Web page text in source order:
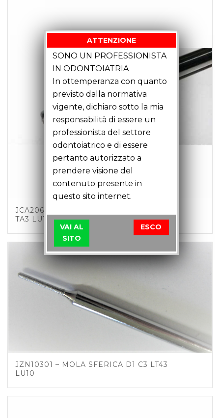
JCA20602 – FRESA TORICA MM2 Z4 C6
TA3 LU18 LT51
JZN10301 – MOLA SFERICA D1 C3 LT43
LU10
ATTENZIONE
SONO UN PROFESSIONISTA
IN ODONTOIATRIA
In ottemperanza con quanto
previsto dalla normativa
vigente, dichiaro sotto la mia
responsabilità di essere un
professionista del settore
odontoiatrico e di essere
pertanto autorizzato a
prendere visione del
contenuto presente in
questo sito internet.
VAI AL
SITO
ESCO